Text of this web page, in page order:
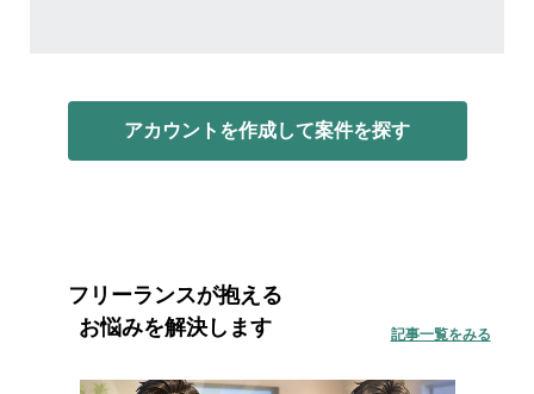
アカウントを作成して案件を探す
フリーランスが抱える
お悩みを解決します
記事一覧をみる